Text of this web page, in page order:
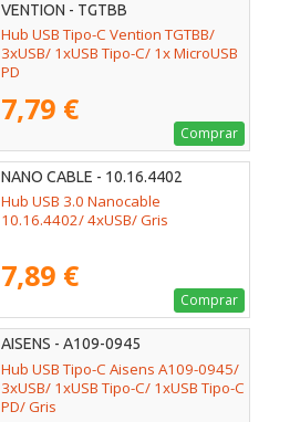
VENTION - TGTBB
Hub USB Tipo-C Vention TGTBB/
3xUSB/ 1xUSB Tipo-C/ 1x MicroUSB
PD
7,79 €
Comprar
NANO CABLE - 10.16.4402
Hub USB 3.0 Nanocable
10.16.4402/ 4xUSB/ Gris
7,89 €
Comprar
AISENS - A109-0945
Hub USB Tipo-C Aisens A109-0945/
3xUSB/ 1xUSB Tipo-C/ 1xUSB Tipo-C
PD/ Gris